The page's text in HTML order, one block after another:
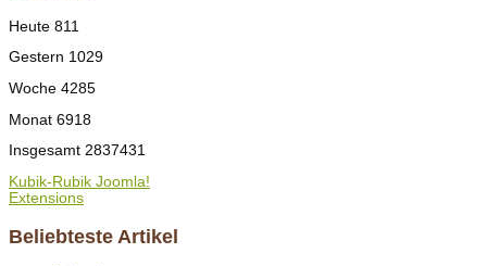
Heute 811
Gestern 1029
Woche 4285
Monat 6918
Insgesamt 2837431
Kubik-Rubik Joomla!
Extensions
Beliebteste Artikel